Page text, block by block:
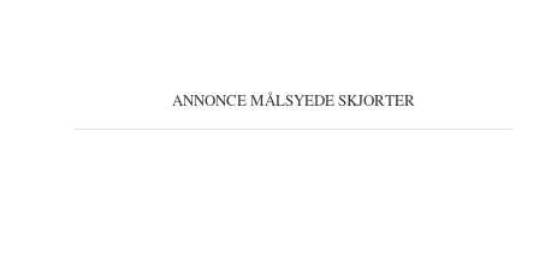
ANNONCE MÅLSYEDE SKJORTER